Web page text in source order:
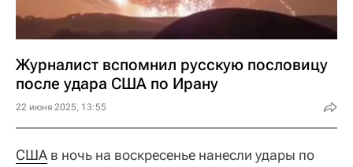
Журналист вспомнил русскую пословицу
после удара США по Ирану
22 июня 2025, 13:55
США в ночь на воскресенье нанесли удары по